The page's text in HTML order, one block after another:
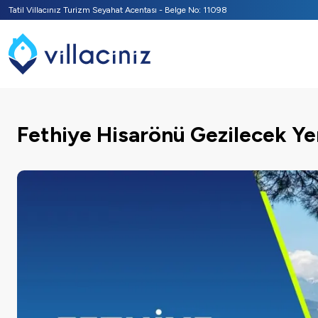
Tatil Villacınız Turizm Seyahat Acentası - Belge No: 11098
Fethiye Hisarönü Gezilecek